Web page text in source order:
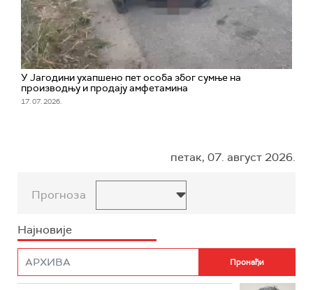
У Јагодини ухапшено пет особа због сумње на
производњу и продају амфетамина
17. 07. 2026.
петак, 07. август 2026.
Прогноза
Најновије